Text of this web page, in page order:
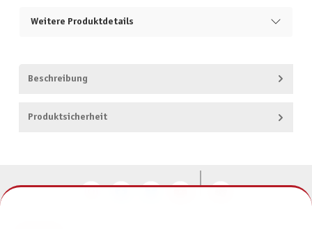
Weitere Produktdetails
Beschreibung
Produktsicherheit